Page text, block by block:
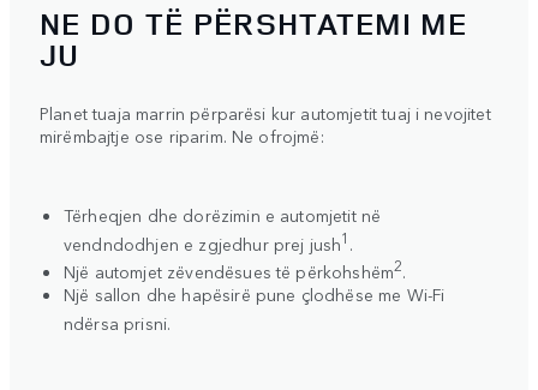
NE DO TË PËRSHTATEMI ME
JU
Planet tuaja marrin përparësi kur automjetit tuaj i nevojitet
mirëmbajtje ose riparim. Ne ofrojmë:
Tërheqjen dhe dorëzimin e automjetit në
vendndodhjen e zgjedhur prej jush1 .
Një automjet zëvendësues të përkohshëm2.
Një sallon dhe hapësirë pune çlodhëse me Wi-Fi
ndërsa prisni.